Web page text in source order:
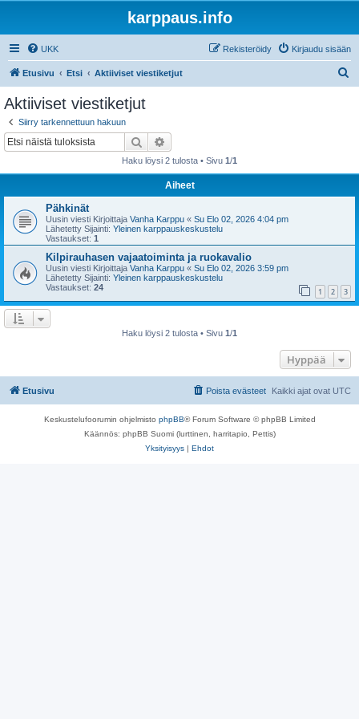
karppaus.info
UKK Kirjaudu sisään
Rekisteröidy
Etusivu Etsi Aktiiviset viestiketjut
Aktiiviset viestiketjut
Siirry tarkennettuun hakuun
Etsi
Haku löysi 2 tulosta • Sivu 1/1
Aiheet
Pähkinät
Uusin viesti Kirjoittaja Vanha Karppu « Su Elo 02, 2026 4:04 pm
Lähetetty Sijainti: Yleinen karppauskeskustelu
Vastaukset: 1
Kilpirauhasen vajaatoiminta ja ruokavalio
Uusin viesti Kirjoittaja Vanha Karppu « Su Elo 02, 2026 3:59 pm
Lähetetty Sijainti: Yleinen karppauskeskustelu
Vastaukset: 24 1 2 3
Haku löysi 2 tulosta • Sivu 1/1
Hyppää
Etusivu Kaikki ajat ovat UTC
Poista evästeet
Keskustelufoorumin ohjelmisto phpBB® Forum Software © phpBB Limited
Käännös: phpBB Suomi (lurttinen, harritapio, Pettis)
Yksityisyys | Ehdot